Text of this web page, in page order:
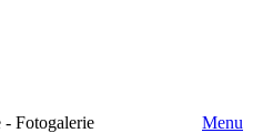
Fotogalerie
Menu